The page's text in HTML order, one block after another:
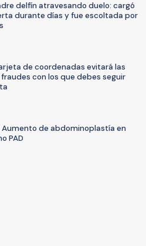
delfín atravesando duelo: cargó
durante días y fue escoltada por
de coordenadas evitará las
con los que debes seguir
Aumento de abdominoplastía en
PAD